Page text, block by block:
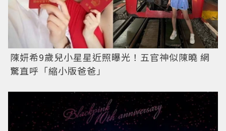
陳妍希9歲兒小星星近照曝光！五官神似陳曉 網
驚直呼「縮小版爸爸」